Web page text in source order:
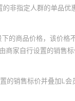
非指定人群的单品
的商品价格，该价格
商家自行设置的销售
销售标价并叠加L会